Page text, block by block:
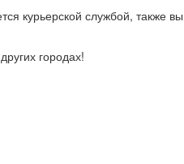
курьерской службой, также
городах!